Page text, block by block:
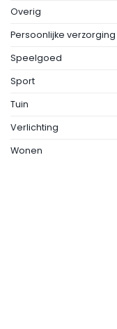
Overig
Persoonlijke verzorging
Speelgoed
Sport
Tuin
Verlichting
Wonen